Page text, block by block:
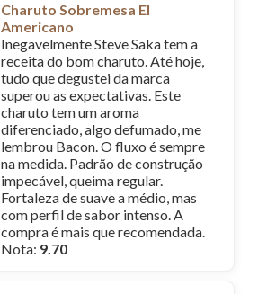
Charuto Sobremesa El
Americano
Inegavelmente Steve Saka tem a
receita do bom charuto. Até hoje,
tudo que degustei da marca
superou as expectativas. Este
charuto tem um aroma
diferenciado, algo defumado, me
lembrou Bacon. O fluxo é sempre
na medida. Padrão de construção
impecável, queima regular.
Fortaleza de suave a médio, mas
com perfil de sabor intenso. A
compra é mais que recomendada.
Nota: 9.70